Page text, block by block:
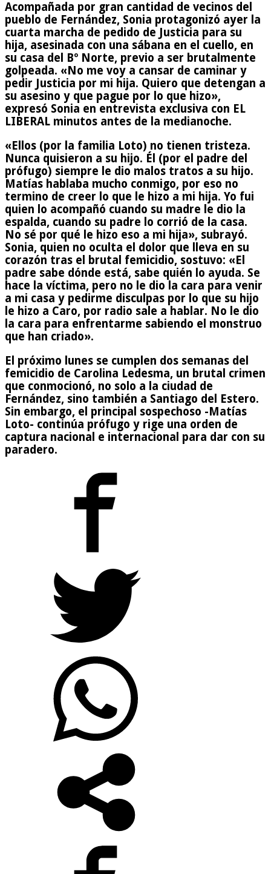
Acompañada por gran cantidad de vecinos del
pueblo de Fernández, Sonia protagonizó ayer la
cuarta marcha de pedido de Justicia para su
hija, asesinada con una sábana en el cuello, en
su casa del Bº Norte, previo a ser brutalmente
golpeada. «No me voy a cansar de caminar y
pedir Justicia por mi hija. Quiero que detengan a
su asesino y que pague por lo que hizo»,
expresó Sonia en entrevista exclusiva con EL
LIBERAL minutos antes de la medianoche.
«Ellos (por la familia Loto) no tienen tristeza.
Nunca quisieron a su hijo. Él (por el padre del
prófugo) siempre le dio malos tratos a su hijo.
Matías hablaba mucho conmigo, por eso no
termino de creer lo que le hizo a mi hija. Yo fui
quien lo acompañó cuando su madre le dio la
espalda, cuando su padre lo corrió de la casa.
No sé por qué le hizo eso a mi hija», subrayó.
Sonia, quien no oculta el dolor que lleva en su
corazón tras el brutal femicidio, sostuvo: «El
padre sabe dónde está, sabe quién lo ayuda. Se
hace la víctima, pero no le dio la cara para venir
a mi casa y pedirme disculpas por lo que su hijo
le hizo a Caro, por radio sale a hablar. No le dio
la cara para enfrentarme sabiendo el monstruo
que han criado».
El próximo lunes se cumplen dos semanas del
femicidio de Carolina Ledesma, un brutal crimen
que conmocionó, no solo a la ciudad de
Fernández, sino también a Santiago del Estero.
Sin embargo, el principal sospechoso -Matías
Loto- continúa prófugo y rige una orden de
captura nacional e internacional para dar con su
paradero.